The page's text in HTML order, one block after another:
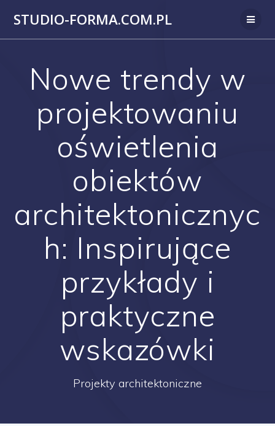
do
STUDIO-FORMA.COM.PL
Nowe trendy w
projektowaniu
oświetlenia
obiektów
architektonicznyc
h: Inspirujące
przykłady i
praktyczne
wskazówki
Projekty architektoniczne